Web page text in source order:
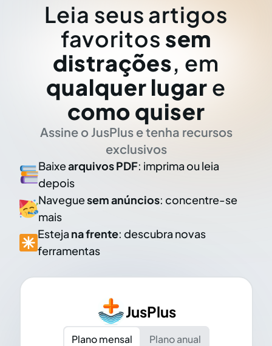
Leia seus artigos
favoritos sem
distrações, em
qualquer lugar e
como quiser
Assine o JusPlus e tenha recursos
exclusivos
Baixearquivos PDF: imprima ou leia
depois
Naveguesem anúncios: concentre-se
mais
Esteja na frente: descubra novas
ferramentas
JusPlus
Plano mensal
Plano anual